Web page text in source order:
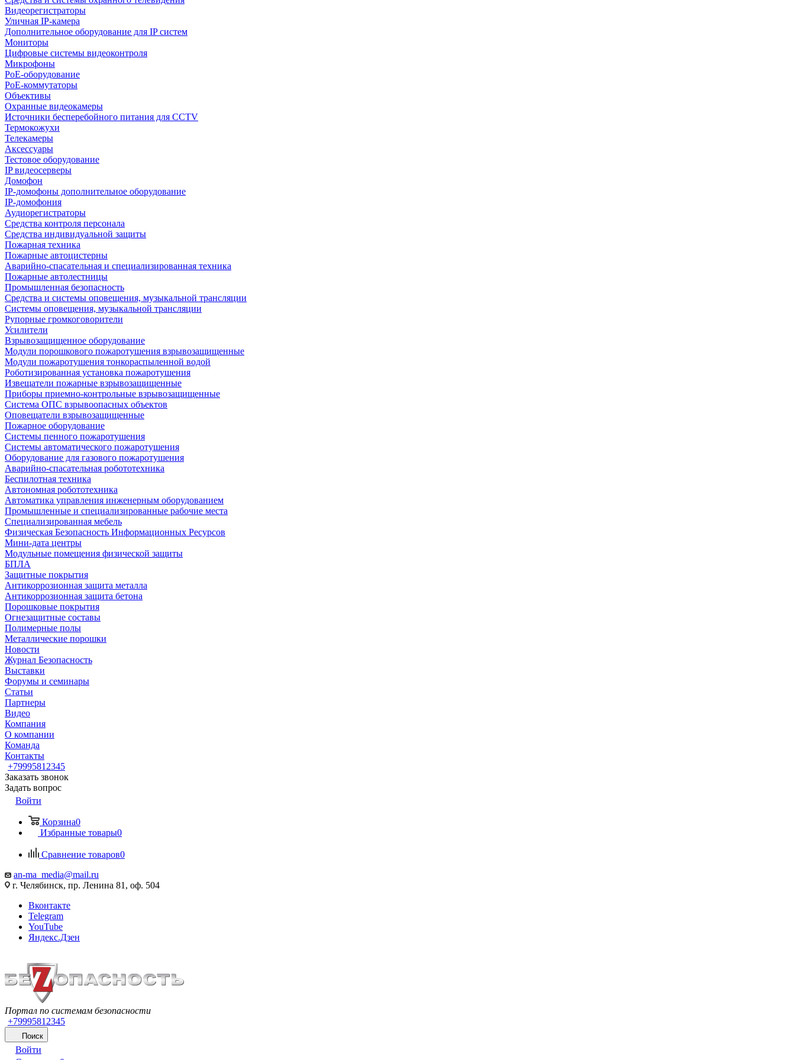
Видеорегистраторы
Уличная IP-камера
Дополнительное оборудование для IP систем
Мониторы
Цифровые системы видеоконтроля
Микрофоны
PoE-оборудование
PoE-коммутаторы
Объективы
Охранные видеокамеры
Источники бесперебойного питания для CCTV
Термокожухи
Телекамеры
Аксессуары
Тестовое оборудование
IP видеосерверы
Домофон
IP-домофоны дополнительное оборудование
IP-домофония
Аудиорегистраторы
Средства контроля персонала
Средства индивидуальной защиты
Пожарная техника
Пожарные автоцистерны
Аварийно-спасательная и специализированная техника
Пожарные автолестницы
Промышленная безопасность
Средства и системы оповещения, музыкальной трансляции
Системы оповещения, музыкальной трансляции
Рупорные громкоговорители
Усилители
Взрывозащищенное оборудование
Модули порошкового пожаротушения взрывозащищенные
Модули пожаротушения тонкораспыленной водой
Роботизированная установка пожаротушения
Извещатели пожарные взрывозащищенные
Приборы приемно-контрольные взрывозащищенные
Система ОПС взрывоопасных объектов
Оповещатели взрывозащищенные
Пожарное оборудование
Системы пенного пожаротушения
Системы автоматического пожаротушения
Оборудование для газового пожаротушения
Аварийно-спасательная робототехника
Беспилотная техника
Автономная робототехника
Автоматика управления инженерным оборудованием
Промышленные и специализированные рабочие места
Специализированная мебель
Физическая Безопасность Информационных Ресурсов
Мини-дата центры
Модульные помещения физической защиты
БПЛА
Защитные покрытия
Антикоррозионная защита металла
Антикоррозионная защита бетона
Порошковые покрытия
Огнезащитные составы
Полимерные полы
Металлические порошки
Новости
Журнал Безопасность
Выставки
Форумы и семинары
Статьи
Партнеры
Видео
Компания
О компании
Команда
Контакты
+79995812345
Заказать звонок
Задать вопрос
Войти
Корзина0
Избранные товары0
Сравнение товаров0
an-ma_media@mail.ru
г. Челябинск, пр. Ленина 81, оф. 504
Вконтакте
Telegram
YouTube
Яндекс.Дзен
Портал по системам безопасности
+79995812345
Поиск
Войти